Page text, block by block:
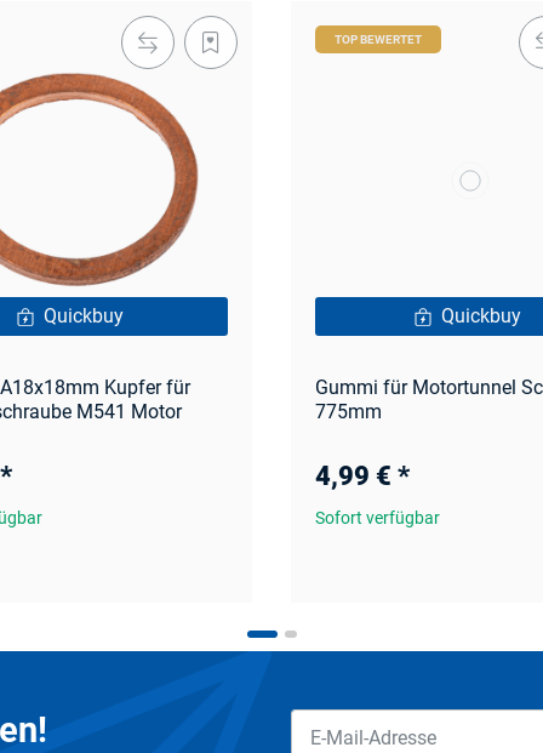
Quickbuy
Kupfer für
M541 Motor
*
Quickbuy
TOP BEWERTET
Gummi für Motortunnel
775mm
4,99 € *
Sofort verfügbar